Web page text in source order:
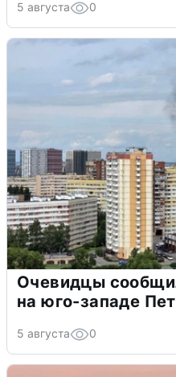
5 августа 0
Очевидцы
на юго-западе
5 августа 0